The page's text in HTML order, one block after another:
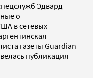
Эдвард
о
в сетевых
газеты Guardian
публикация